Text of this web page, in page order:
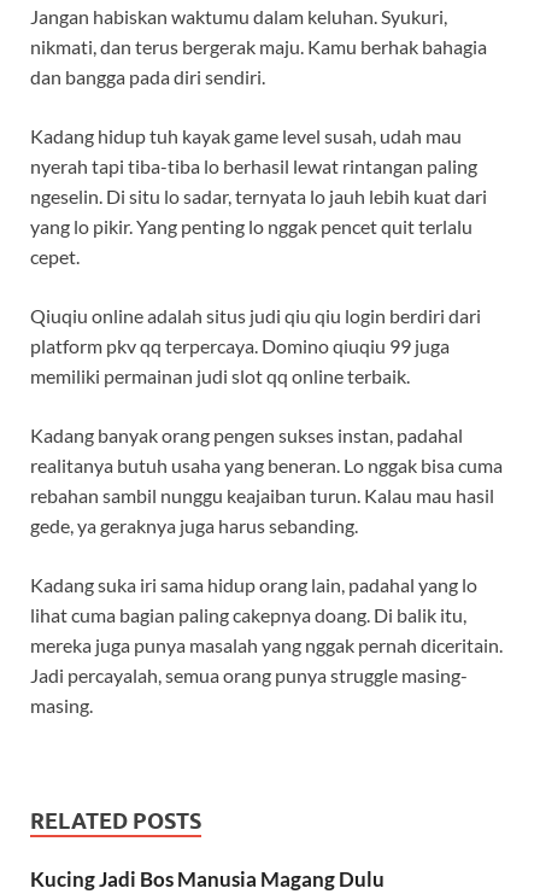
Jangan habiskan waktumu dalam keluhan. Syukuri,
nikmati, dan terus bergerak maju. Kamu berhak bahagia
dan bangga pada diri sendiri.
Kadang hidup tuh kayak game level susah, udah mau
nyerah tapi tiba-tiba lo berhasil lewat rintangan paling
ngeselin. Di situ lo sadar, ternyata lo jauh lebih kuat dari
yang lo pikir. Yang penting lo nggak pencet quit terlalu
cepet.
Qiuqiu online adalah situs judi qiu qiu login berdiri dari
platform pkv qq terpercaya. Domino qiuqiu 99 juga
memiliki permainan judi slot qq online terbaik.
Kadang banyak orang pengen sukses instan, padahal
realitanya butuh usaha yang beneran. Lo nggak bisa cuma
rebahan sambil nunggu keajaiban turun. Kalau mau hasil
gede, ya geraknya juga harus sebanding.
Kadang suka iri sama hidup orang lain, padahal yang lo
lihat cuma bagian paling cakepnya doang. Di balik itu,
mereka juga punya masalah yang nggak pernah diceritain.
Jadi percayalah, semua orang punya struggle masing-
masing.
RELATED POSTS
Kucing Jadi Bos Manusia Magang Dulu